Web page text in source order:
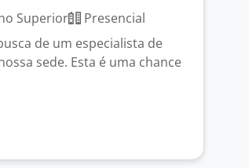
Superior
Presencial
de um especialista de
sede. Esta é uma chance